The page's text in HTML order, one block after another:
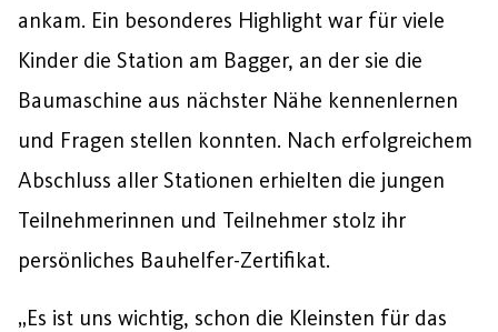
ankam. Ein besonderes Highlight war für viele
Kinder die Station am Bagger, an der sie die
Baumaschine aus nächster Nähe kennenlernen
und Fragen stellen konnten. Nach erfolgreichem
Abschluss aller Stationen erhielten die jungen
Teilnehmerinnen und Teilnehmer stolz ihr
persönliches Bauhelfer-Zertifikat.
„Es ist uns wichtig, schon die Kleinsten für das